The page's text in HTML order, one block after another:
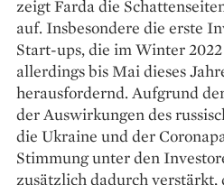
zeigt Farda die
auf. Insbeson­dere die erste
Start-ups, die im Winter
allerdings bis Mai dieses
herausfordernd. Aufgrund
der Auswirkungen des
die Ukraine und der
Stimmung unter den
zusätzlich dadurch verstärkt,